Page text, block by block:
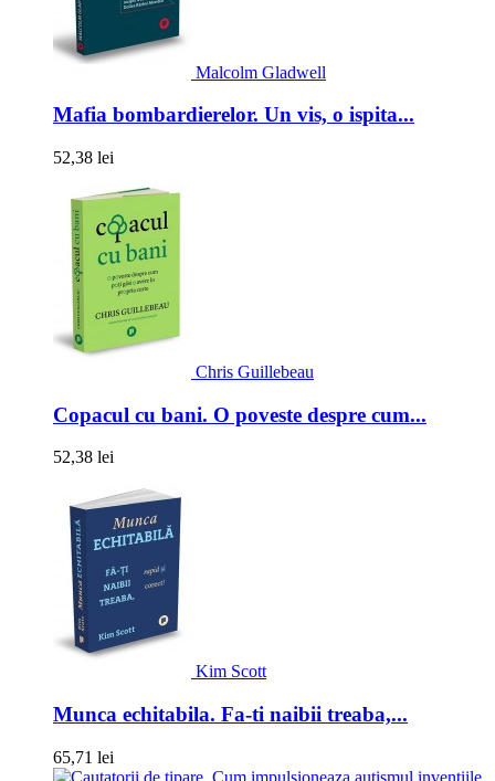
Malcolm Gladwell
Mafia bombardierelor. Un vis, o ispita...
52,38 lei
Chris Guillebeau
Copacul cu bani. O poveste despre cum...
52,38 lei
Kim Scott
Munca echitabila. Fa-ti naibii treaba,...
65,71 lei